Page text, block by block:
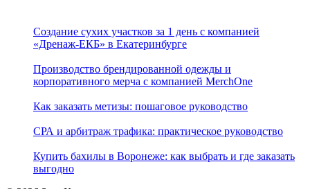
Создание сухих участков за 1 день с компанией
«Дренаж-ЕКБ» в Екатеринбурге
Производство брендированной одежды и
корпоративного мерча с компанией MerchOne
Как заказать метизы: пошаговое руководство
СРА и арбитраж трафика: практическое руководство
Купить бахилы в Воронеже: как выбрать и где заказать
выгодно